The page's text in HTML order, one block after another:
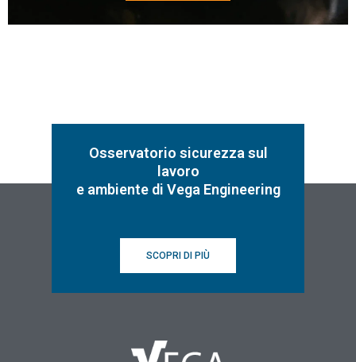
Osservatorio sicurezza sul
lavoro
e ambiente di Vega Engineering
SCOPRI DI PIÙ